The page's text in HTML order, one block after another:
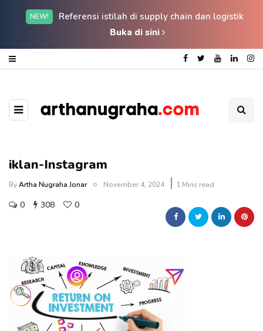
NEW!
Referensi istilah di supply chain dan logistik
Buka di sini
iklan-Instagram
ByArtha Nugraha Jonar November 4, 2024 1 Mins read
0 308 0